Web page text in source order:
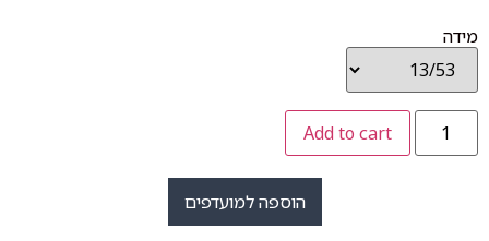
מידה
Add to cart
הוספה למועדפים